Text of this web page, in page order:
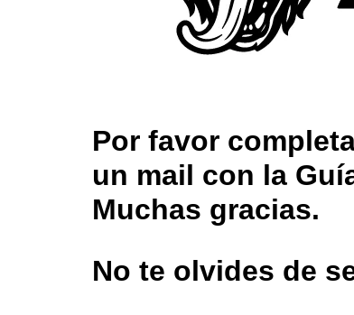
Por favor
un mail con la
Muchas gracias.
No te olvides de